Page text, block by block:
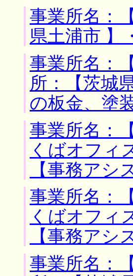
事業所名：
県土浦市 】
事業所名：
所：【茨城
の板金、塗
事業所名：
くばオフィ
【事務アシ
事業所名：
くばオフィ
【事務アシ
事業所名：